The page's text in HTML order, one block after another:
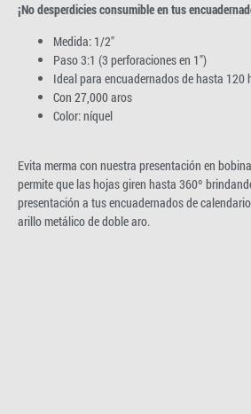
¡No desperdicies consumible en tus
Medida: 1/2″
Paso 3:1 (3 perforaciones en 1″)
Ideal para encuadernados de hasta 120
Con 27,000 aros
Color: níquel
Evita merma con nuestra presentación en
permite que las hojas giren hasta 360º
presentación a tus encuadernados de
arillo metálico de doble aro.